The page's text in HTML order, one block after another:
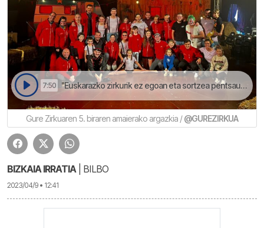
7:50 "Euskarazko zirkurik ez egoan eta sortzea pentsau genduan" | Aupa Bizkaia
Gure Zirkuaren 5. biraren amaierako argazkia /@GUREZIRKUA
BIZKAIA IRRATIA | BILBO
2023/04/9 • 12:41